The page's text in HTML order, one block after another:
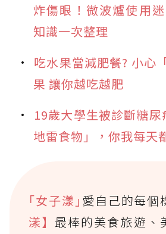
炸傷眼！微波爐使用
知識一次整理
吃水果當減肥餐? 小心
果 讓你越吃越肥
19歲大學生被診斷糖
地雷食物」，你我每天
｢女子漾｣ 愛自己的每個
漾】 最棒的美食旅遊、